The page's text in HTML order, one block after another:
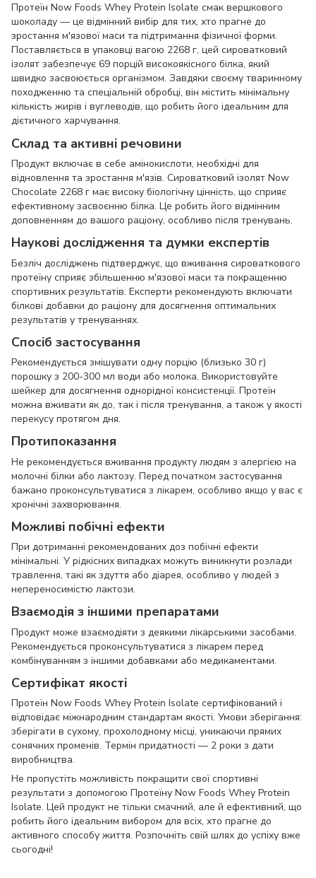
Протеїн Now Foods Whey Protein Isolate смак вершкового
шоколаду — це відмінний вибір для тих, хто прагне до
зростання м'язової маси та підтримання фізичної форми.
Поставляється в упаковці вагою 2268 г, цей сироватковий
ізолят забезпечує 69 порцій високоякісного білка, який
швидко засвоюється організмом. Завдяки своєму тваринному
походженню та спеціальній обробці, він містить мінімальну
кількість жирів і вуглеводів, що робить його ідеальним для
дієтичного харчування.
Склад та активні речовини
Продукт включає в себе амінокислоти, необхідні для
відновлення та зростання м'язів. Сироватковий ізолят Now
Chocolate 2268 г має високу біологічну цінність, що сприяє
ефективному засвоєнню білка. Це робить його відмінним
доповненням до вашого раціону, особливо після тренувань.
Наукові дослідження та думки експертів
Безліч досліджень підтверджує, що вживання сироваткового
протеїну сприяє збільшенню м'язової маси та покращенню
спортивних результатів. Експерти рекомендують включати
білкові добавки до раціону для досягнення оптимальних
результатів у тренуваннях.
Спосіб застосування
Рекомендується змішувати одну порцію (близько 30 г)
порошку з 200-300 мл води або молока. Використовуйте
шейкер для досягнення однорідної консистенції. Протеїн
можна вживати як до, так і після тренування, а також у якості
перекусу протягом дня.
Протипоказання
Не рекомендується вживання продукту людям з алергією на
молочні білки або лактозу. Перед початком застосування
бажано проконсультуватися з лікарем, особливо якщо у вас є
хронічні захворювання.
Можливі побічні ефекти
При дотриманні рекомендованих доз побічні ефекти
мінімальні. У рідкісних випадках можуть виникнути розлади
травлення, такі як здуття або діарея, особливо у людей з
непереносимістю лактози.
Взаємодія з іншими препаратами
Продукт може взаємодіяти з деякими лікарськими засобами.
Рекомендується проконсультуватися з лікарем перед
комбінуванням з іншими добавками або медикаментами.
Сертифікат якості
Протеїн Now Foods Whey Protein Isolate сертифікований і
відповідає міжнародним стандартам якості. Умови зберігання:
зберігати в сухому, прохолодному місці, уникаючи прямих
сонячних променів. Термін придатності — 2 роки з дати
виробництва.
Не пропустіть можливість покращити свої спортивні
результати з допомогою Протеїну Now Foods Whey Protein
Isolate. Цей продукт не тільки смачний, але й ефективний, що
робить його ідеальним вибором для всіх, хто прагне до
активного способу життя. Розпочніть свій шлях до успіху вже
сьогодні!